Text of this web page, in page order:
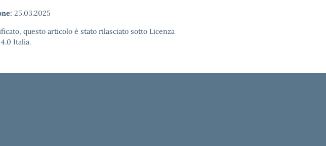
25.03.2025
questo articolo è stato rilasciato sotto Licenza
Italia.